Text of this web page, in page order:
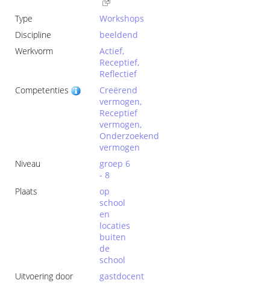
Type
Workshops
Discipline
beeldend
Werkvorm
Actief,
Receptief,
Reflectief
Competenties
Creërend
vermogen,
Receptief
vermogen,
Onderzoekend
vermogen
Niveau
groep 6
- 8
Plaats
op
school
en
locaties
buiten
de
school
Uitvoering door
gastdocent